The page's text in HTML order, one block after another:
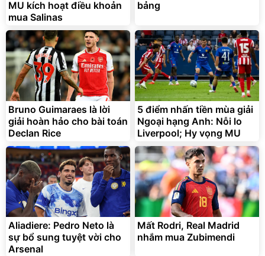
Lót ghế ôtô, nâng lưng
chống nóng giúp thoải mái
trong di chuyển
295.000đ
Đã bán nhiều
MU kích hoạt điều khoản
mua Salinas
bảng
Bruno Guimaraes là lời
giải hoàn hảo cho bài toán
Declan Rice
5 điểm nhấn tiền mùa giải
Ngoại hạng Anh: Nỗi lo
Liverpool; Hy vọng MU
Aliadiere: Pedro Neto là
sự bổ sung tuyệt vời cho
Arsenal
Mất Rodri, Real Madrid
nhắm mua Zubimendi